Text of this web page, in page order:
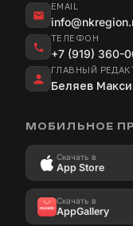
EMAIL
ТЕЛЕФОН
+7 (919) 360-
ГЛАВНЫЙ
Беляев
МОБИЛЬНОЕ
Скачать в
App Store
Скачать в
AppGallery